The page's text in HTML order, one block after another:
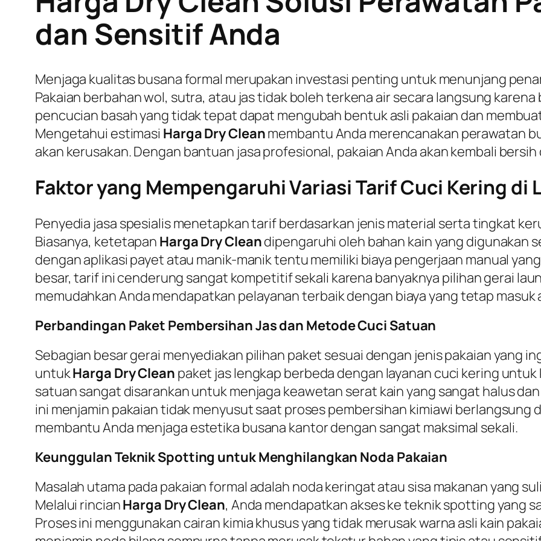
dan Sensitif Anda
Menjaga kualitas busana formal merupakan investasi penting untuk menunjang
Pakaian berbahan wol, sutra, atau jas tidak boleh terkena air secara langsung
pencucian basah yang tidak tepat dapat mengubah bentuk asli pakaian dan
Mengetahui estimasi Harga Dry Cleanmembantu Anda merencanakan perawatan
akan kerusakan. Dengan bantuan jasa profesional, pakaian Anda akan kembali
Faktor yang Mempengaruhi Variasi Tarif Cuci Kering di
Penyedia jasa spesialis menetapkan tarif berdasarkan jenis material serta tingkat
Biasanya, ketetapan Harga Dry Cleandipengaruhi oleh bahan kain yang digunakan
dengan aplikasi payet atau manik-manik tentu memiliki biaya pengerjaan manual
besar, tarif ini cenderung sangat kompetitif sekali karena banyaknya pilihan gerai
memudahkan Anda mendapatkan pelayanan terbaik dengan biaya yang tetap masuk
Perbandingan Paket Pembersihan Jas dan Metode Cuci Satuan
Sebagian besar gerai menyediakan pilihan paket sesuai dengan jenis pakaian yang
untukHarga Dry Clean paket jas lengkap berbeda dengan layanan cuci kering
satuan sangat disarankan untuk menjaga keawetan serat kain yang sangat halus
ini menjamin pakaian tidak menyusut saat proses pembersihan kimiawi berlangsung
membantu Anda menjaga estetika busana kantor dengan sangat maksimal sekali.
Keunggulan Teknik Spotting untuk Menghilangkan Noda Pakaian
Masalah utama pada pakaian formal adalah noda keringat atau sisa makanan yang
Melalui rincianHarga Dry Clean, Anda mendapatkan akses ke teknikspottingyang
Proses ini menggunakan cairan kimia khusus yang tidak merusak warna asli kain